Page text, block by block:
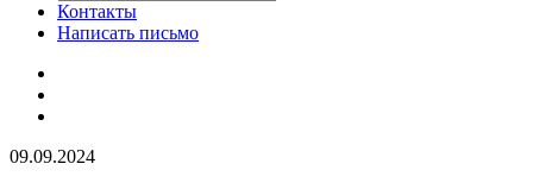
Контакты
Написать письмо
09.09.2024